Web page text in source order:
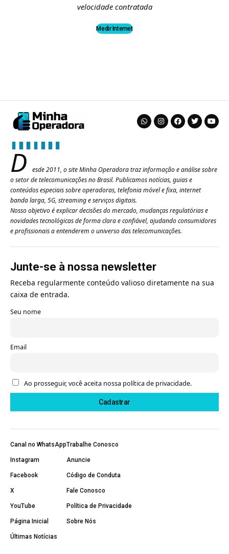
velocidade contratada
Medir Internet
D
esde 2011, o site Minha Operadora traz informação e análise sobre
o setor de telecomunicações no Brasil. Publicamos notícias, guias e
conteúdos especiais sobre operadoras, telefonia móvel e fixa, internet
banda larga, 5G, streaming e serviços digitais.
Nosso objetivo é explicar decisões do mercado, mudanças regulatórias e
novidades tecnológicas de forma clara e confiável, ajudando consumidores
e profissionais a entenderem o universo das telecomunicações.
Junte-se à nossa newsletter
Receba regularmente conteúdo valioso diretamente na sua
caixa de entrada.
Seu nome
Email
Ao prosseguir, você aceita nossa política de privacidade.
Canal no WhatsApp
Instagram
Facebook
X
YouTube
Página Inicial
Últimas Notícias
Trabalhe Conosco
Anuncie
Código de Conduta
Fale Conosco
Política de Privacidade
Sobre Nós